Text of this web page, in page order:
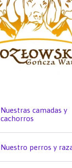
Nuestras camadas y
cachorros
Nuestro perros y